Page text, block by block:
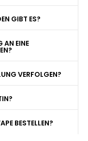
GIBT ES?
AN EINE
VERFOLGEN?
BESTELLEN?